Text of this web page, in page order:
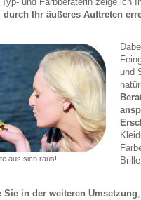
durch Ihr äußeres Auftreten
aus sich raus!
und
Sie in der weiteren Umsetzung